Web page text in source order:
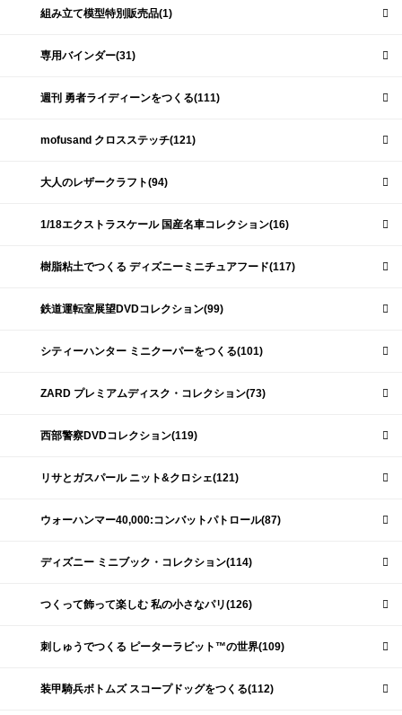
組み立て模型特別販売品(1)
専用バインダー(31)
週刊 勇者ライディーンをつくる(111)
mofusand クロスステッチ(121)
大人のレザークラフト(94)
1/18エクストラスケール 国産名車コレクション(16)
樹脂粘土でつくる ディズニーミニチュアフード(117)
鉄道運転室展望DVDコレクション(99)
シティーハンター ミニクーパーをつくる(101)
ZARD プレミアムディスク・コレクション(73)
西部警察DVDコレクション(119)
リサとガスパール ニット&クロシェ(121)
ウォーハンマー40,000:コンバットパトロール(87)
ディズニー ミニブック・コレクション(114)
つくって飾って楽しむ 私の小さなパリ(126)
刺しゅうでつくる ピーターラビット™の世界(109)
装甲騎兵ボトムズ スコープドッグをつくる(112)